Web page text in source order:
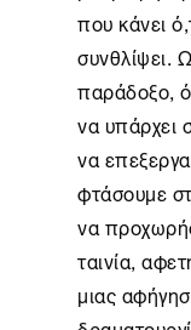
που κάνει
συνθλίψει.
παράδοξο,
να υπάρχει
να
φτάσουμε
να
ταινία,
μιας